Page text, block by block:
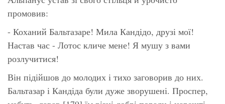
промовив:
- Коханий Бальтазаре! Мила Кандідо, друзі мої!
Настав час - Лотос кличе мене! Я мушу з вами
розлучитися!
Він підійшов до молодих і тихо заговорив до них.
Бальтазар і Кандіда були дуже зворушені. Проспер,